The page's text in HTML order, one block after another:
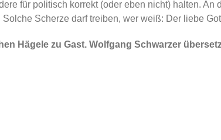
für politisch korrekt (oder eben nicht) halten. An
Scherze darf treiben, wer weiß: Der liebe
Hägele zu Gast. Wolfgang Schwarzer